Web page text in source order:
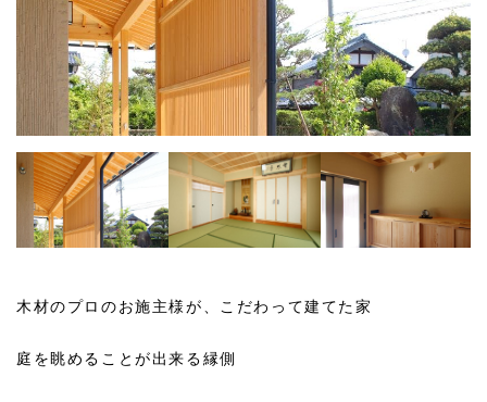
木材のプロのお施主様が、こだわって建てた家
庭を眺めることが出来る縁側